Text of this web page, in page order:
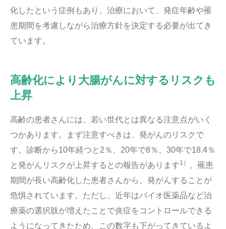
化したという症例もあり、治療において、発症年齢や罹
患期間を考慮しながら治療方針を決定する必要が出てき
ています。
高齢化により大腸がんに対するリスクも
上昇
高齢の患者さんには、若い世代とは異なる注意点がいく
つかあります。まず注意すべきは、発がんのリスクで
す。診断から10年経つと2％、20年で8％、30年で18.4％
と発がんリスクが上昇するとの報告があります1）
。罹患
期間が長い高齢化した患者さんから、発がんすることが
危惧されています。ただし、近年はバイオ医薬品など治
療薬の選択肢が増えたことで炎症をコントロールできる
ようになってきたため、この数字も下がってきているよ